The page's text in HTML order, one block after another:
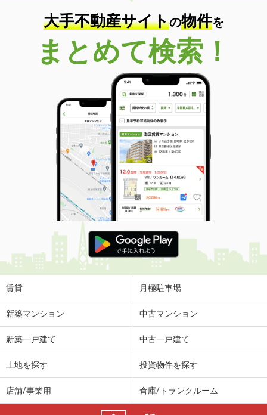
大手不動産サイトの物件を
まとめて検索！
賃貸 月極駐車場
新築マンション 中古マンション
新築一戸建て 中古一戸建て
土地を探す 投資物件を探す
店舗/事業用 倉庫/トランクルーム